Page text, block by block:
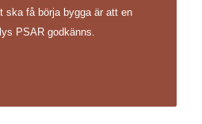
ska få börja bygga är att en
PSAR godkänns.